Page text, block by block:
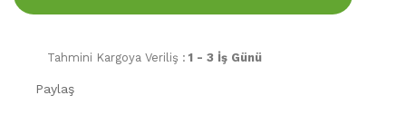
Tahmini Kargoya Veriliş : 1 - 3 İş Günü
Paylaş